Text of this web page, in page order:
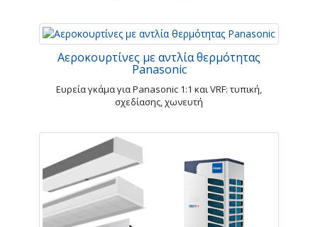
Αεροκουρτίνες με αντλία θερμότητας
Panasonic
Ευρεία γκάμα για Panasonic 1:1 και VRF: τυπική,
σχεδίασης, χωνευτή